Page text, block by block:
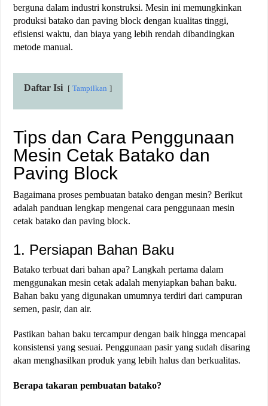
berguna dalam industri konstruksi. Mesin ini memungkinkan
produksi batako dan paving block dengan kualitas tinggi,
efisiensi waktu, dan biaya yang lebih rendah dibandingkan
metode manual.
Daftar Isi Tampilkan
Tips dan Cara Penggunaan
Mesin Cetak Batako dan
Paving Block
Bagaimana proses pembuatan batako dengan mesin? Berikut
adalah panduan lengkap mengenai cara penggunaan mesin
cetak batako dan paving block.
1. Persiapan Bahan Baku
Batako terbuat dari bahan apa? Langkah pertama dalam
menggunakan mesin cetak adalah menyiapkan bahan baku.
Bahan baku yang digunakan umumnya terdiri dari campuran
semen, pasir, dan air.
Pastikan bahan baku tercampur dengan baik hingga mencapai
konsistensi yang sesuai. Penggunaan pasir yang sudah disaring
akan menghasilkan produk yang lebih halus dan berkualitas​​.
Berapa takaran pembuatan batako?